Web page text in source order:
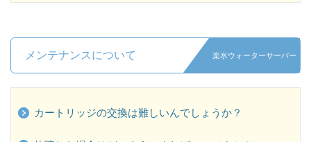
メンテナンスについて 楽水ウォーターサーバー
カートリッジの交換は難しいんでしょうか？